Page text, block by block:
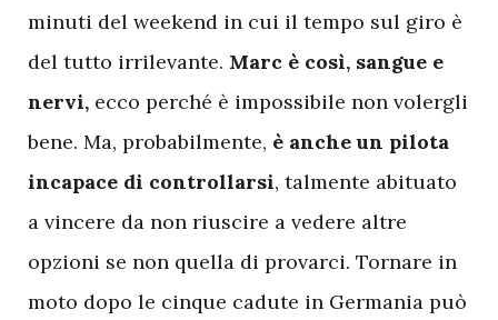
minuti del weekend in cui il tempo sul giro è
del tutto irrilevante. Marc è così, sangue e
nervi, ecco perché è impossibile non volergli
bene. Ma, probabilmente, è anche un pilota
incapace di controllarsi, talmente abituato
a vincere da non riuscire a vedere altre
opzioni se non quella di provarci. Tornare in
moto dopo le cinque cadute in Germania può